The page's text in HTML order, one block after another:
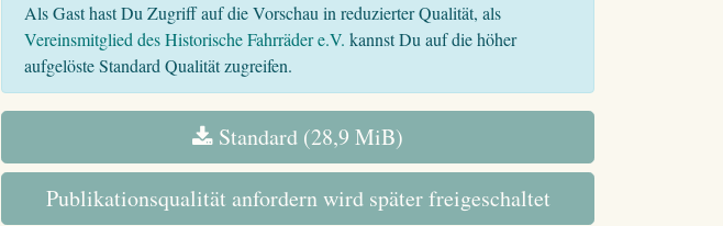
Als Gast hast Du Zugriff auf die Vorschau in reduzierter Qualität, als
Vereinsmitglied des Historische Fahrräder e.V. kannst Du auf die höher
aufgelöste Standard Qualität zugreifen.
Standard (28,9 MiB)
Publikationsqualität anfordern wird später freigeschaltet